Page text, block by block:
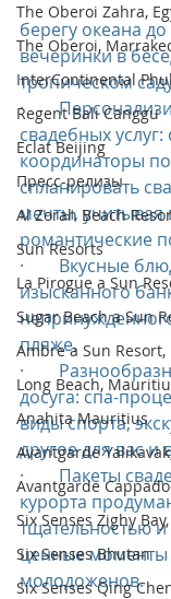
The Oberoi Zahra,
The Oberoi,
InterContinental
Regent Bali Canggu
Eclat Beijing
Пресс-релизы
Al Zorah Beach
Sun Resorts
La Pirogue a Sun
Sugar Beach a Sun
Ambre a Sun
Long Beach,
Anahita Mauritius
Avantgarde
Avantgarde
Six Senses Zighy
Six Senses Bhutan
Six Senses Qing
берегу океана
вечеринки в
тропическом
·
свадебных
координаторы
спланировать
мечты, учитывая
романтические
·        Вкусные
изысканного
пляже.
·
досуга: спа-
виды спорта,
другое для вас и
·        Пакеты
курорта
тщательностью
ценные моменты
молодоженов.